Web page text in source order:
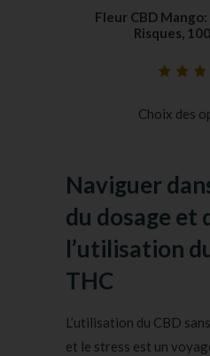
Fleur CBD
Risques,
notations
Choix des
Naviguer
du dosage et
l’utilisation
THC
L’utilisation du CBD
et le stress est un